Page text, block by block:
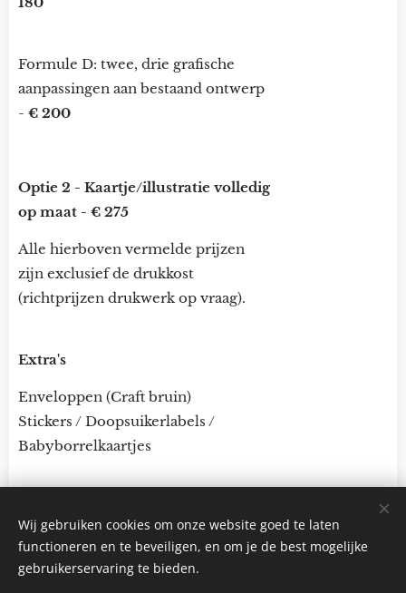
Formule D: twee, drie grafische
aanpassingen aan bestaand ontwerp
- € 200
Optie 2 - Kaartje/illustratie volledig
op maat - € 275
Alle hierboven vermelde prijzen
zijn exclusief de drukkost
(richtprijzen drukwerk op vraag).
Extra's
Enveloppen (Craft bruin)
Stickers / Doopsuikerlabels /
Babyborrelkaartjes
© 2022 Alle rechten voorbehouden
Wij gebruiken cookies om onze website goed te laten
functioneren en te beveiligen, en om je de best mogelijke
gebruikerservaring te bieden.